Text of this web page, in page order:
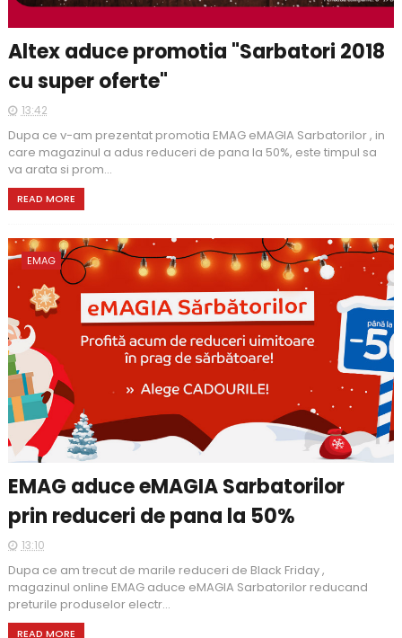
Altex aduce promotia "Sarbatori 2018
cu super oferte"
13:42
Dupa ce v-am prezentat promotia EMAG eMAGIA Sarbatorilor , in
care magazinul a adus reduceri de pana la 50%, este timpul sa
va arata si prom...
READ MORE
EMAG
EMAG aduce eMAGIA Sarbatorilor
prin reduceri de pana la 50%
13:10
Dupa ce am trecut de marile reduceri de Black Friday ,
magazinul online EMAG aduce eMAGIA Sarbatorilor reducand
preturile produselor electr...
READ MORE